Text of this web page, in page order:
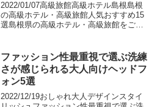
2022/01/07高級旅館高級ホテル島根島根
の高級ホテル・高級旅館人気おすすめ15
選島根県の高級ホテル・高級旅館をご紹
昇しています。日本に住んでいるのに意
外と訪れたこ...
ファッション性最重視で選ぶ洗練
さが感じられる大人向けヘッドフ
ォン5選
2022/12/19おしゃれ大人デザインスタイ